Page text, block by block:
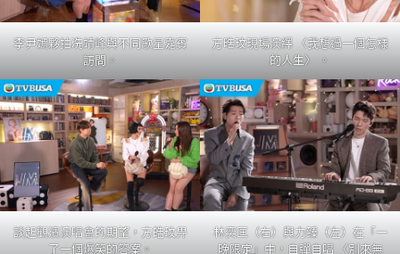
李尹嫣夥拍冼靖峰與不同歌星嘉賓
訪問。
方晧玟現場演繹 〈我想過一個怎樣
的人生〉 。
談起觀濱演唱會的期望，方皓玟畀
了一個爆笑的答案。
林奕匡（右）與力臻（左）在「一
晚限定」中，自彈自唱 〈別來無